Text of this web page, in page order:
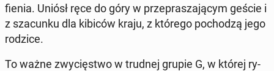
fie­nia. Uniósł ręce do góry w prze­pra­sza­ją­cym geście i
z sza­cun­ku dla kibiców kraju, z którego po­cho­dzą jego
rodzice.
To ważne zwy­cię­stwo w trudnej grupie G, w której ry­